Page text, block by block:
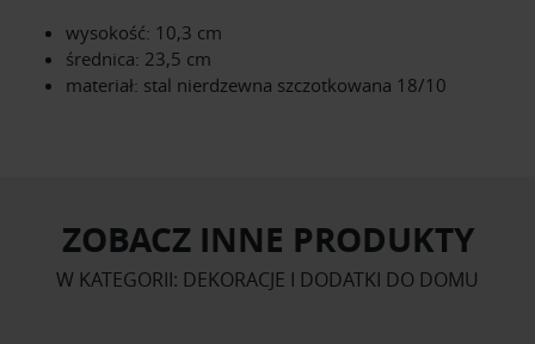
wysokość: 10,3 cm
średnica: 23,5 cm
materiał: stal nierdzewna szczotkowana 18/10
ZOBACZ INNE PRODUKTY
W KATEGORII: DEKORACJE I DODATKI DO DOMU